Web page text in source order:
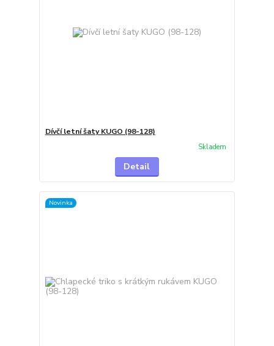
Dívčí letní šaty KUGO (98-128)
Skladem
Detail
Novinka